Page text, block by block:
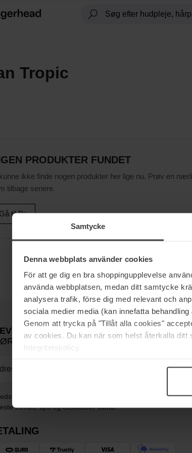
Samtycke
Denna webbplats använder cookies
För att ge dig en bra shoppingupplevelse
använda webbplatsen, medan ditt samtycke
analysera trafik, förse dig med relevant och
sociala medier media (kan innefatta
Genom att trycka på "Tillåt alla cookies"
av cookies. Du kan när som helst återkalla
Integritetspolicy.
Tropic
PRODUKTER FUNDET
ikke finde nogen produkter her lige nu. Prøv en
tilbage senere.
Gå til B
TIL AT VIDE DET
beauty-nyheder direkte i din indbakke? Vi
trends, tips og eksklusive tilbud!